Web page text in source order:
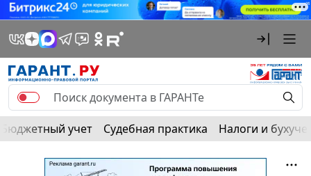
Бюджетный учет Судебная практика Налоги и